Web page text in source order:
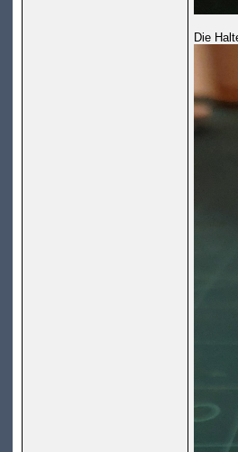
Die